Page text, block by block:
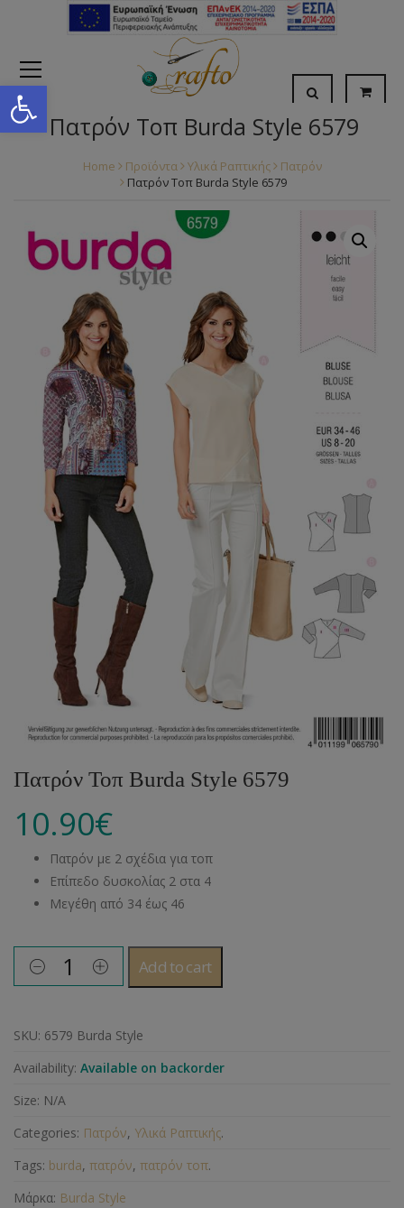
Open toolbar
Πατρόν Τοπ Burda Style 6579
Home Προϊόντα Υλικά Ραπτικής
Πατρόν
Πατρόν Τοπ Burda Style 6579
Πατρόν Τοπ Burda Style 6579
10.90€
Πατρόν με 2 σχέδια για τοπ
Επίπεδο δυσκολίας 2 στα 4
Μεγέθη από 34 έως 46
Add to cart
SKU: 6579 Burda Style
Availability: Available on backorder
Size: N/A
Categories: Πατρόν, Υλικά Ραπτικής.
Tags: burda, πατρόν, πατρόν τοπ.
Μάρκα: Burda Style